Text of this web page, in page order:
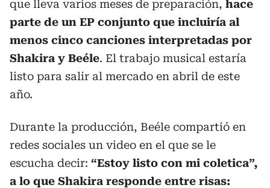
que lleva varios meses de preparación, hace
parte de un EP conjunto que incluiría al
menos cinco canciones interpretadas por
Shakira y Beéle. El trabajo musical estaría
listo para salir al mercado en abril de este
año.
Durante la producción, Beéle compartió en
redes sociales un video en el que se le
escucha decir: “Estoy listo con mi coletica”,
a lo que Shakira responde entre risas: